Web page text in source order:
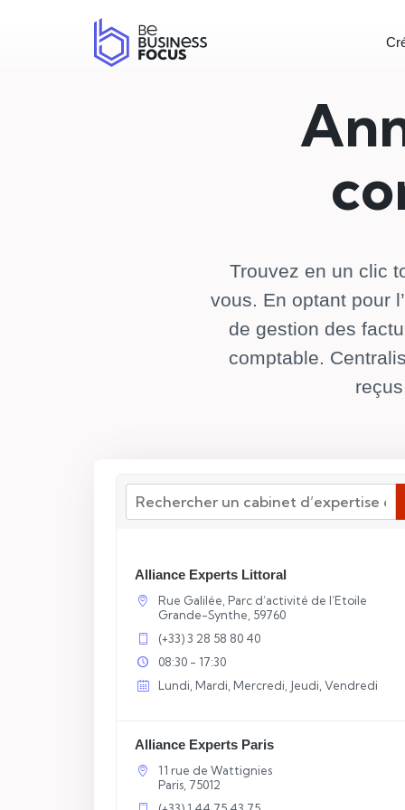
Trouvez en un clic
vous. En optant pour
de gestion des
comptable.
Alliance Experts Littoral​
Rue Galilée, Parc d’activité de l’Etoile
Grande-Synthe, 59760
(+33) 3 28 58 80 40
08:30 - 17:30
Lundi, Mardi, Mercredi, Jeudi, Vendredi
Alliance Experts Paris
11 rue de Wattignies
Paris, 75012